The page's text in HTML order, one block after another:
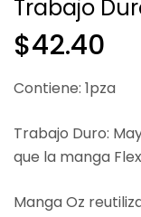
Trabajo
$42.40
Contiene: 1pza
Trabajo Duro:
que la manga
Manga Oz